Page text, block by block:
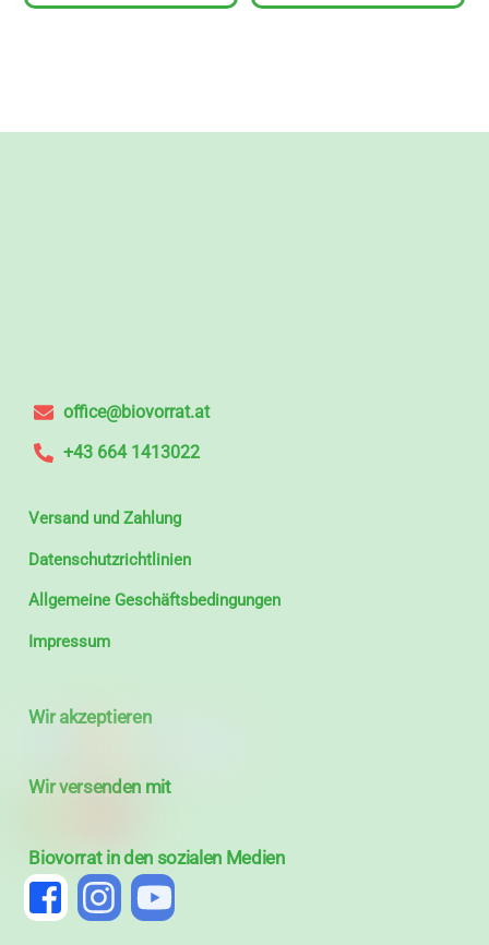
office@biovorrat.at
+43 664 1413022
Versand und Zahlung
Datenschutzrichtlinien
Allgemeine Geschäftsbedingungen
Impressum
Wir akzeptieren
Wir versenden mit
Biovorrat in den sozialen Medien